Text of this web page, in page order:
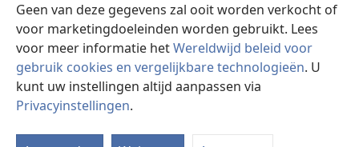
Geen van deze gegevens zal ooit worden verkocht of
voor marketingdoeleinden worden gebruikt. Lees
voor meer informatie hetWereldwijd beleid voor
gebruik cookies en vergelijkbare technologieën. U
kunt uw instellingen altijd aanpassen via
Privacyinstellingen.
Watchtower Library
Copyright© 2026 Watch Tower Bible and Tract Society of Pennsylvania.
GEBRUIKSVOORWAARDEN